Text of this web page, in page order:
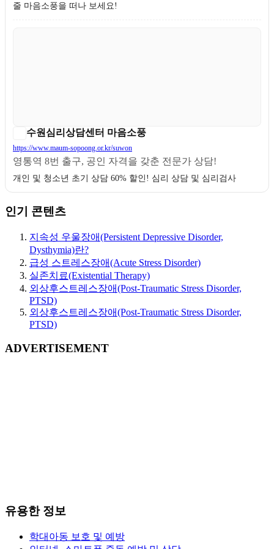
줄 마음소풍을 떠나 보세요!
수원심리상담센터 마음소풍
https://www.maum-sopoong.or.kr/suwon
영통역 8번 출구, 공인 자격을 갖춘 전문가 상담!
개인 및 청소년 초기 상담 60% 할인! 심리 상담 및 심리검사
인기 콘텐츠
지속성 우울장애(Persistent Depressive Disorder,
Dysthymia)란?
급성 스트레스장애(Acute Stress Disorder)
실존치료(Existential Therapy)
외상후스트레스장애(Post-Traumatic Stress Disorder,
PTSD)
외상후스트레스장애(Post-Traumatic Stress Disorder,
PTSD)
ADVERTISEMENT
유용한 정보
학대아동 보호 및 예방